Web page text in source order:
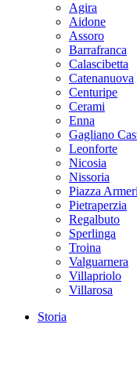
Agira
Aidone
Assoro
Barrafranca
Calascibetta
Catenanuova
Centuripe
Cerami
Enna
Gagliano
Leonforte
Nicosia
Nissoria
Piazza
Pietraperzia
Regalbuto
Sperlinga
Troina
Valguarnera
Villapriolo
Villarosa
Storia